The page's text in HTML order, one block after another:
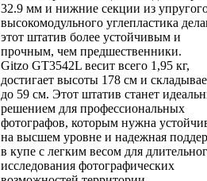
32.9 мм и нижние секции из
высокомодульного углепластика
этот штатив более устойчивым и
прочным, чем предшественники.
Gitzo GT3542L весит всего 1,95 кг,
достигает высоты 178 см и
до 59 см. Этот штатив станет
решением для профессиональных
фотографов, которым нужна
на высшем уровне и надежная
в купе с легким весом для
исследования фотографических